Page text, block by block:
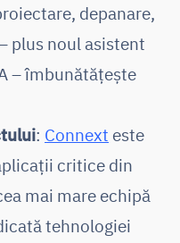
depanare,
plus noul asistent
– îmbunătățește
: Connext este
critice din
mai mare echipă
tehnologiei